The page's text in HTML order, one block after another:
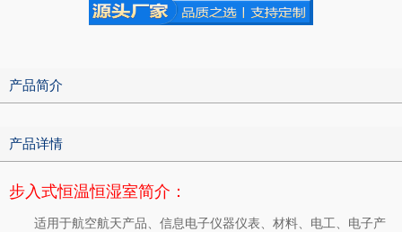
产品简介
产品详情
步入式恒温恒湿室简介：
适用于航空航天产品、信息电子仪器仪表、材料、电工、电子产